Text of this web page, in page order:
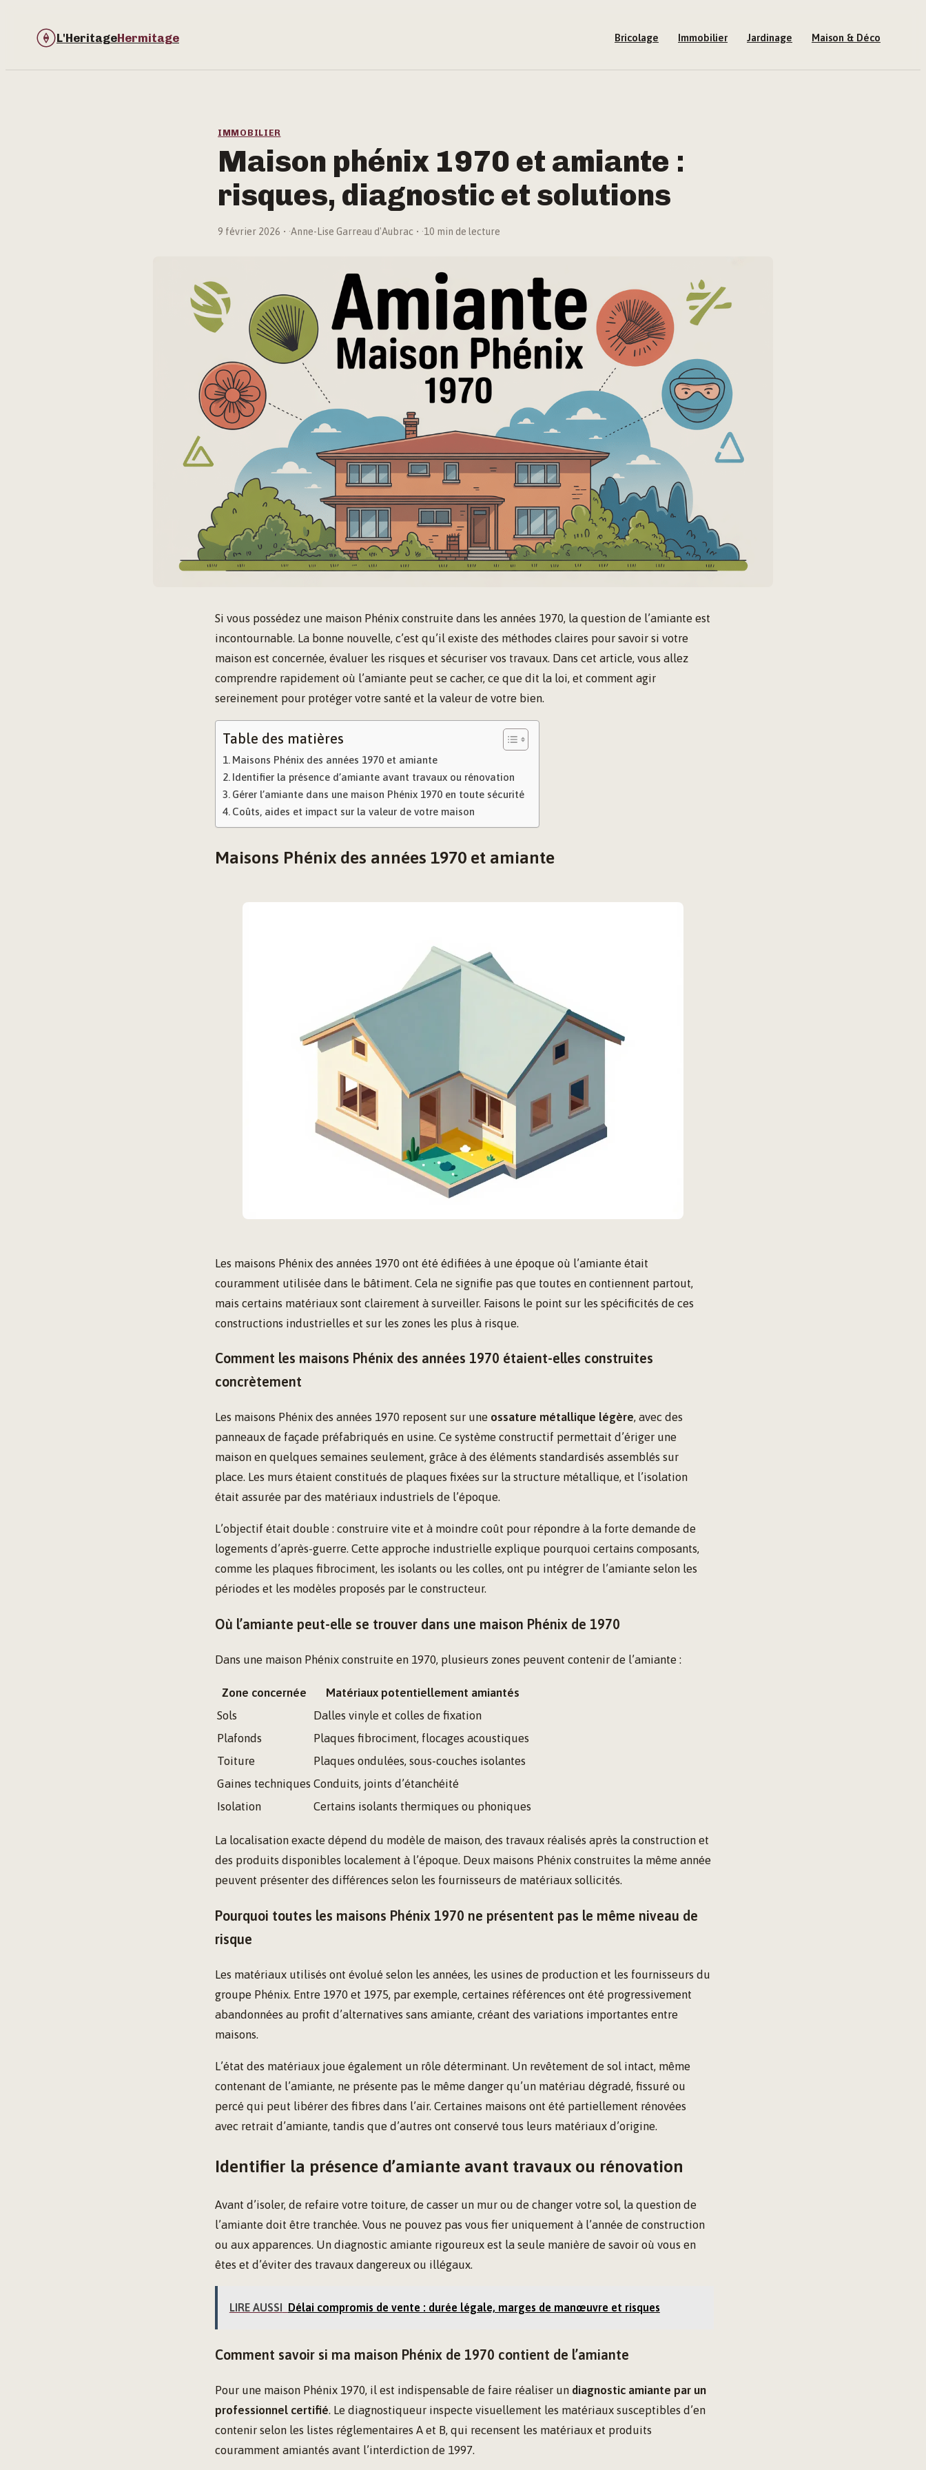
L'HeritageHermitage Bricolage Immobilier Jardinage Maison & Déco
IMMOBILIER
Maison phénix 1970 et amiante :
risques, diagnostic et solutions
9 février 2026 ·Anne-Lise Garreau d'Aubrac ·10 min de lecture
Si vous possédez une maison Phénix construite dans les années 1970, la question de l’amiante est
incontournable. La bonne nouvelle, c’est qu’il existe des méthodes claires pour savoir si votre
maison est concernée, évaluer les risques et sécuriser vos travaux. Dans cet article, vous allez
comprendre rapidement où l’amiante peut se cacher, ce que dit la loi, et comment agir
sereinement pour protéger votre santé et la valeur de votre bien.
Table des matières
Maisons Phénix des années 1970 et amiante
Identifier la présence d’amiante avant travaux ou rénovation
Gérer l’amiante dans une maison Phénix 1970 en toute sécurité
Coûts, aides et impact sur la valeur de votre maison
Maisons Phénix des années 1970 et amiante
Les maisons Phénix des années 1970 ont été édifiées à une époque où l’amiante était
couramment utilisée dans le bâtiment. Cela ne signifie pas que toutes en contiennent partout,
mais certains matériaux sont clairement à surveiller. Faisons le point sur les spécificités de ces
constructions industrielles et sur les zones les plus à risque.
Comment les maisons Phénix des années 1970 étaient-elles construites
concrètement
Les maisons Phénix des années 1970 reposent sur une ossature métallique légère, avec des
panneaux de façade préfabriqués en usine. Ce système constructif permettait d’ériger une
maison en quelques semaines seulement, grâce à des éléments standardisés assemblés sur
place. Les murs étaient constitués de plaques fixées sur la structure métallique, et l’isolation
était assurée par des matériaux industriels de l’époque.
L’objectif était double : construire vite et à moindre coût pour répondre à la forte demande de
logements d’après-guerre. Cette approche industrielle explique pourquoi certains composants,
comme les plaques fibrociment, les isolants ou les colles, ont pu intégrer de l’amiante selon les
périodes et les modèles proposés par le constructeur.
Où l’amiante peut-elle se trouver dans une maison Phénix de 1970
Dans une maison Phénix construite en 1970, plusieurs zones peuvent contenir de l’amiante :
Zone concernée
Matériaux potentiellement amiantés
Sols
Dalles vinyle et colles de fixation
Plafonds
Plaques fibrociment, flocages acoustiques
Toiture
Plaques ondulées, sous-couches isolantes
Gaines techniques Conduits, joints d’étanchéité
Isolation
Certains isolants thermiques ou phoniques
La localisation exacte dépend du modèle de maison, des travaux réalisés après la construction et
des produits disponibles localement à l’époque. Deux maisons Phénix construites la même année
peuvent présenter des différences selon les fournisseurs de matériaux sollicités.
Pourquoi toutes les maisons Phénix 1970 ne présentent pas le même niveau de
risque
Les matériaux utilisés ont évolué selon les années, les usines de production et les fournisseurs du
groupe Phénix. Entre 1970 et 1975, par exemple, certaines références ont été progressivement
abandonnées au profit d’alternatives sans amiante, créant des variations importantes entre
maisons.
L’état des matériaux joue également un rôle déterminant. Un revêtement de sol intact, même
contenant de l’amiante, ne présente pas le même danger qu’un matériau dégradé, fissuré ou
percé qui peut libérer des fibres dans l’air. Certaines maisons ont été partiellement rénovées
avec retrait d’amiante, tandis que d’autres ont conservé tous leurs matériaux d’origine.
Identifier la présence d’amiante avant travaux ou rénovation
Avant d’isoler, de refaire votre toiture, de casser un mur ou de changer votre sol, la question de
l’amiante doit être tranchée. Vous ne pouvez pas vous fier uniquement à l’année de construction
ou aux apparences. Un diagnostic amiante rigoureux est la seule manière de savoir où vous en
êtes et d’éviter des travaux dangereux ou illégaux.
LIRE AUSSI Délai compromis de vente : durée légale, marges de manœuvre et risques
Comment savoir si ma maison Phénix de 1970 contient de l’amiante
Pour une maison Phénix 1970, il est indispensable de faire réaliser un diagnostic amiante par un
professionnel certifié. Le diagnostiqueur inspecte visuellement les matériaux susceptibles d’en
contenir selon les listes réglementaires A et B, qui recensent les matériaux et produits
couramment amiantés avant l’interdiction de 1997.